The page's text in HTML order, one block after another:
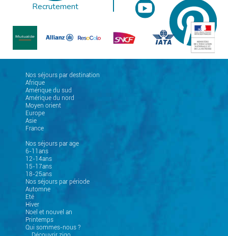
Recrutement
Nos séjours par destination
Afrique
Amérique du sud
Amérique du nord
Moyen orient
Europe
Asie
France
Nos séjours par age
6-11ans
12-14ans
15-17ans
18-25ans
Nos séjours par période
Automne
Eté
Hiver
Noel et nouvel an
Printemps
Qui sommes-nous ?